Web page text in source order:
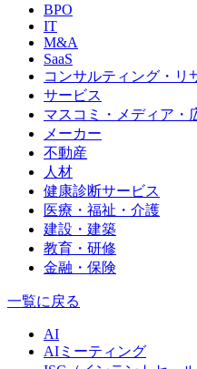
BPO
IT
M&A
SaaS
コンサルティング・リ
サービス
マスコミ・メディア・
メーカー
不動産
人材
健康診断サービス
医療・福祉・介護
建設・建築
教育・研修
金融・保険
一覧に戻る
AI
AIミーティング